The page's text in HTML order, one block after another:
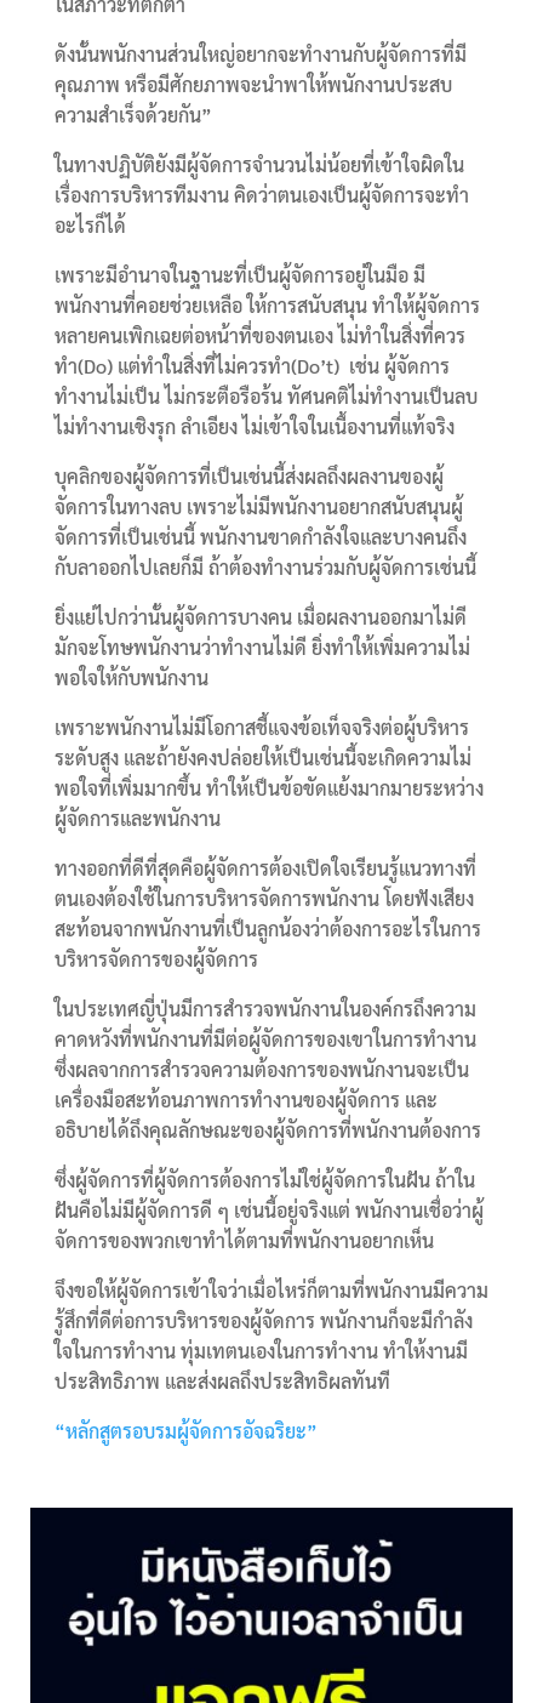
ดังนั้นพนักงานส่วนใหญ่อยากจะทำงานกับผู้จัดการที่มี
คุณภาพ หรือมีศักยภาพจะนำพาให้พนักงานประสบ
ความสำเร็จด้วยกัน”
ในทางปฏิบัติยังมีผู้จัดการจำนวนไม่น้อยที่เข้าใจผิดใน
เรื่องการบริหารทีมงาน คิดว่าตนเองเป็นผู้จัดการจะทำ
อะไรก็ได้
เพราะมีอำนาจในฐานะที่เป็นผู้จัดการอยู่ในมือ มี
พนักงานที่คอยช่วยเหลือ ให้การสนับสนุน ทำให้ผู้จัดการ
หลายคนเพิกเฉยต่อหน้าที่ของตนเอง ไม่ทำในสิ่งที่ควร
ทำ(Do) แต่ทำในสิ่งที่ไม่ควรทำ(Do’t) เช่น ผู้จัดการ
ทำงานไม่เป็น ไม่กระตือรือร้น ทัศนคติไม่ทำงานเป็นลบ
ไม่ทำงานเชิงรุก ลำเอียง ไม่เข้าใจในเนื้องานที่แท้จริง
บุคลิกของผู้จัดการที่เป็นเช่นนี้ส่งผลถึงผลงานของผู้
จัดการในทางลบ เพราะไม่มีพนักงานอยากสนับสนุนผู้
จัดการที่เป็นเช่นนี้ พนักงานขาดกำลังใจและบางคนถึง
กับลาออกไปเลยก็มี ถ้าต้องทำงานร่วมกับผู้จัดการเช่นนี้
ยิ่งแย่ไปกว่านั้นผู้จัดการบางคน เมื่อผลงานออกมาไม่ดี
มักจะโทษพนักงานว่าทำงานไม่ดี ยิ่งทำให้เพิ่มความไม่
พอใจให้กับพนักงาน
เพราะพนักงานไม่มีโอกาสชี้แจงข้อเท็จจริงต่อผู้บริหาร
ระดับสูง และถ้ายังคงปล่อยให้เป็นเช่นนี้จะเกิดความไม่
พอใจที่เพิ่มมากขึ้น ทำให้เป็นข้อขัดแย้งมากมายระหว่าง
ผู้จัดการและพนักงาน
ทางออกที่ดีที่สุดคือผู้จัดการต้องเปิดใจเรียนรู้แนวทางที่
ตนเองต้องใช้ในการบริหารจัดการพนักงาน โดยฟังเสียง
สะท้อนจากพนักงานที่เป็นลูกน้องว่าต้องการอะไรในการ
บริหารจัดการของผู้จัดการ
ในประเทศญี่ปุ่นมีการสำรวจพนักงานในองค์กรถึงความ
คาดหวังที่พนักงานที่มีต่อผู้จัดการของเขาในการทำงาน
ซึ่งผลจากการสำรวจความต้องการของพนักงานจะเป็น
เครื่องมือสะท้อนภาพการทำงานของผู้จัดการ และ
อธิบายได้ถึงคุณลักษณะของผู้จัดการที่พนักงานต้องการ
ซึ่งผู้จัดการที่ผู้จัดการต้องการไม่ใช่ผู้จัดการในฝัน ถ้าใน
ฝันคือไม่มีผู้จัดการดี ๆ เช่นนี้อยู่จริงแต่ พนักงานเชื่อว่าผู้
จัดการของพวกเขาทำได้ตามที่พนักงานอยากเห็น
จึงขอให้ผู้จัดการเข้าใจว่าเมื่อไหร่ก็ตามที่พนักงานมีความ
รู้สึกที่ดีต่อการบริหารของผู้จัดการ พนักงานก็จะมีกำลัง
ใจในการทำงาน ทุ่มเทตนเองในการทำงาน ทำให้งานมี
ประสิทธิภาพ และส่งผลถึงประสิทธิผลทันที
“หลักสูตรอบรมผู้จัดการอัจฉริยะ”